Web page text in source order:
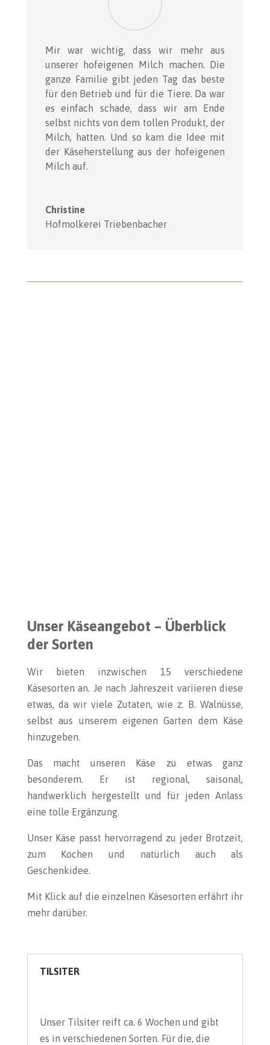
Mir war wichtig, dass wir mehr aus
unserer hofeigenen Milch machen. Die
ganze Familie gibt jeden Tag das beste
für den Betrieb und für die Tiere. Da war
es einfach schade, dass wir am Ende
selbst nichts von dem tollen Produkt, der
Milch, hatten. Und so kam die Idee mit
der Käseherstellung aus der hofeigenen
Milch auf.
Christine
Hofmolkerei Triebenbacher
Unser Käseangebot – Überblick
der Sorten
Wir bieten inzwischen 15 verschiedene
Käsesorten an. Je nach Jahreszeit variieren diese
etwas, da wir viele Zutaten, wie z. B. Walnüsse,
selbst aus unserem eigenen Garten dem Käse
hinzugeben.
Das macht unseren Käse zu etwas ganz
besonderem. Er ist regional, saisonal,
handwerklich hergestellt und für jeden Anlass
eine tolle Ergänzung.
Unser Käse passt hervorragend zu jeder Brotzeit,
zum Kochen und natürlich auch als
Geschenkidee.
Mit Klick auf die einzelnen Käsesorten erfährt ihr
mehr darüber.
TILSITER
Unser Tilsiter reift ca. 6 Wochen und gibt
es in verschiedenen Sorten. Für die, die